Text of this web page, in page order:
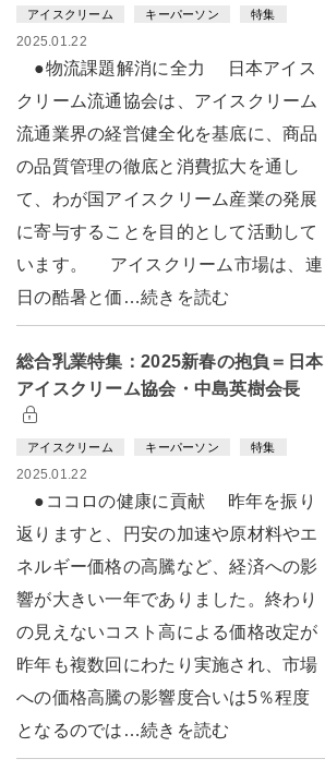
アイスクリーム キーパーソン 特集
2025.01.22
●物流課題解消に全力 日本アイス
クリーム流通協会は、アイスクリーム
流通業界の経営健全化を基底に、商品
の品質管理の徹底と消費拡大を通し
て、わが国アイスクリーム産業の発展
に寄与することを目的として活動して
います。 アイスクリーム市場は、連
日の酷暑と価…続きを読む
総合乳業特集：2025新春の抱負＝日本
アイスクリーム協会・中島英樹会長
アイスクリーム キーパーソン 特集
2025.01.22
●ココロの健康に貢献 昨年を振り
返りますと、円安の加速や原材料やエ
ネルギー価格の高騰など、経済への影
響が大きい一年でありました。終わり
の見えないコスト高による価格改定が
昨年も複数回にわたり実施され、市場
への価格高騰の影響度合いは5％程度
となるのでは…続きを読む